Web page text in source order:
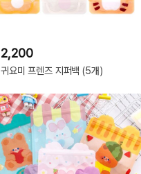
2,200
귀요미 프렌즈 지퍼백 (5개)